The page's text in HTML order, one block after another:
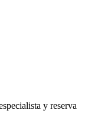
y reserva